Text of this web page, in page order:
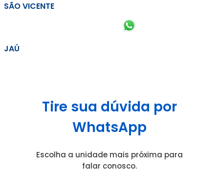
SÃO VICENTE
JAÚ
Tire sua dúvida por
WhatsApp
Escolha a unidade mais próxima para
falar conosco.